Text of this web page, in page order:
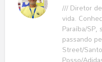
/// Diretor
vida.
Paraíba/
passando
Street/